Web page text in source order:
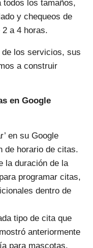
todos los tamaños,
y chequeos de
a 4 horas.
de los servicios, sus
a construir
en Google
en su Google
de horario de citas.
la duración de la
programar citas,
dentro de
tipo de cita que
anteriormente
para mascotas.